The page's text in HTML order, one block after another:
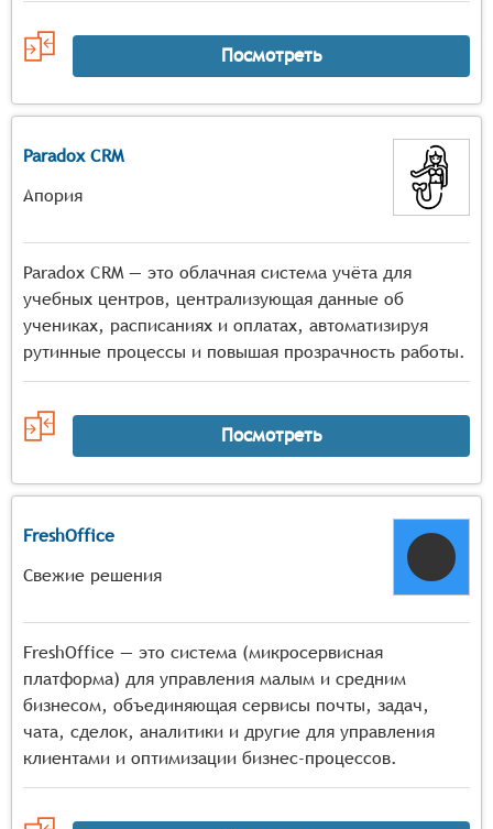
Посмотреть
Paradox CRM
Апория
Paradox CRM — это облачная система учёта для
учебных центров, централизующая данные об
учениках, расписаниях и оплатах, автоматизируя
рутинные процессы и повышая прозрачность работы.
Посмотреть
FreshOffice
Свежие решения
FreshOffice — это система (микросервисная
платформа) для управления малым и средним
бизнесом, объединяющая сервисы почты, задач,
чата, сделок, аналитики и другие для управления
клиентами и оптимизации бизнес-процессов.